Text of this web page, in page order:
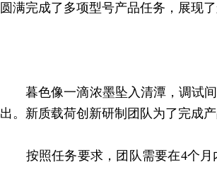
圆满完成了多项型号产品任务，展现
暮色像一滴浓墨坠入清潭，调试间
出。新质载荷创新研制团队为了完成
按照任务要求，团队需要在4个月